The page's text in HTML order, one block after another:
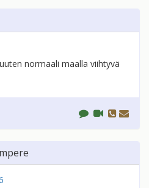
normaali maalla viihtyvä